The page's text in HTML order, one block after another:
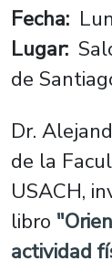
Fecha
Lugar
de
Dr.
de la
USACH,
libro
actividad